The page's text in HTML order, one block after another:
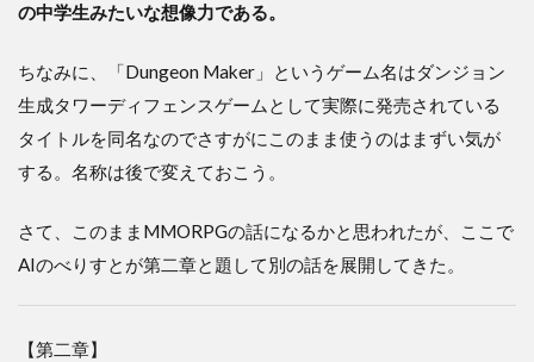
の中学生みたいな想像力である。
ちなみに、「Dungeon Maker」というゲーム名はダンジョン
生成タワーディフェンスゲームとして実際に発売されている
タイトルを同名なのでさすがにこのまま使うのはまずい気が
する。名称は後で変えておこう。
さて、このままMMORPGの話になるかと思われたが、ここで
AIのべりすとが第二章と題して別の話を展開してきた。
【第二章】